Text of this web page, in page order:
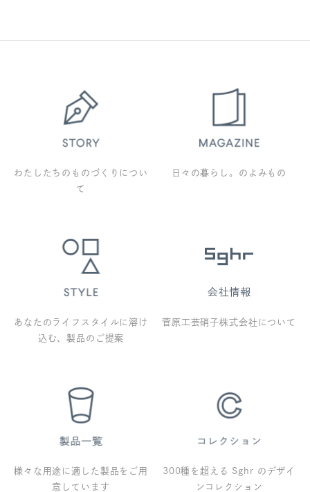
わたしたちのものづくりについ
て
日々の暮らし。のよみもの
あなたのライフスタイルに溶け
込む、製品のご提案
菅原工芸硝子株式会社について
様々な用途に適した製品をご用
意しています
300種を超える Sghr のデザイ
ンコレクション